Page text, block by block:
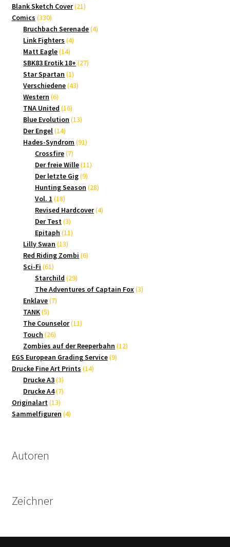
Blank Sketch Cover 2121
Comics 330330
Produkte
Bruchbach Serenade 44
Link Fighters 44
Matt Eagle 1414
Produkte
SBK83 Erotik 18+ 2727
Star Spartan 11
Produkt
Verschiedene 4343
Western 66
Produkte
TNA United 1616
Produkte
Blue Evolution 1313
Der Engel 1414
Produkte
Hades-Syndrom 9191
Crossfire 77
Produkte
Der freie Wille 1111
Der letzte Gig 99
Produkte
Hunting Season 2828
Vol. 1 1818
Produkte
Revised Hardcover 44
Der Test 33
Produkte
Epitaph 1111
Lilly Swan 1313
Produkte
Red Riding Zombi 66
Sci-Fi 6161
Produkte
Starchild 2929
Produkte
The Adventures of Captain Fox 33
Enklave 77
TANK 55
Produkte
The Counselor 1111
Touch 2626
Produkte
Zombies auf der Reeperbahn 1212
EGS European Grading Service 99
Drucke Fine Art Prints 1414
Drucke A3 33
Produkte
Drucke A4 77
Originalart 1313
Produkte
Sammelfiguren 44
Autoren
Zeichner